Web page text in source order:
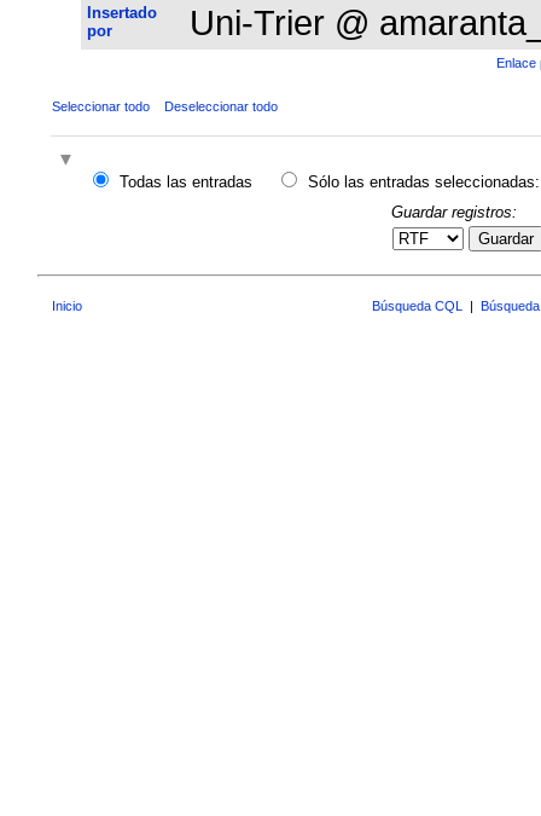
Insertado
por
Uni-Trier @
Enlace
Seleccionar todo Deseleccionar todo
Todas las entradas
Sólo las entradas seleccionadas:
Guardar registros:
Guardar
Inicio Búsqueda CQL